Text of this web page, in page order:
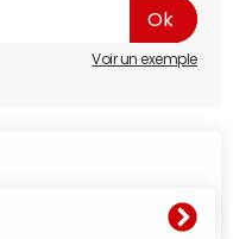
Voir un exemple